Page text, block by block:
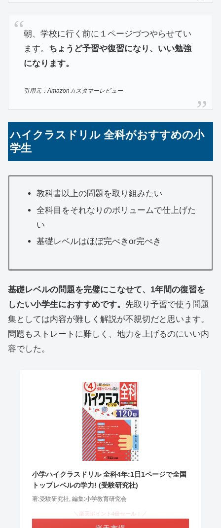
朝、学校に行く前に１ページづつやらせてい
ます。 ちょうど予習や復習になり、いい勉強
になります。
引用元：Amazonカスタマーレビュー
ハイクラスドリル 全科がおすすめの小
学生
教科書以上の問題を取り組みたい
全科目をそれなりのボリュームで仕上げた
い
基礎レベルはほぼ完ぺきor完ぺき
基礎レベルの問題を完璧にこなせて、1年間の復習を
したい小学生におすすめです。 先取り予習で使う問題
集としては内容が難しく解説が不親切だと思います。
問題もストレートに難しく、地力を上げるのにいい内
容でした。
小学ハイクラスドリル 全科4年:1日1ページで全国
トップレベルの学力! (受験研究社)
著:受験研究社, 編集:小学教育研究会
＼楽天ポイント4倍セール！／